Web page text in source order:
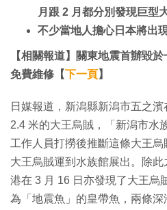
月跟 2 月都分別發現巨型
不少當地人擔心日本將出
【相關報道】關東地震首辦毀
免費維修【下一頁】
日媒報道，新潟縣新潟市五之
2.4 米的大王烏賊，「新潟市水
工作人員打撈後推斷這條大王
大王烏賊運到水族館展出。除此
港在 3 月 16 日亦發現了大王烏
為「地震魚」的皇帶魚，兩條